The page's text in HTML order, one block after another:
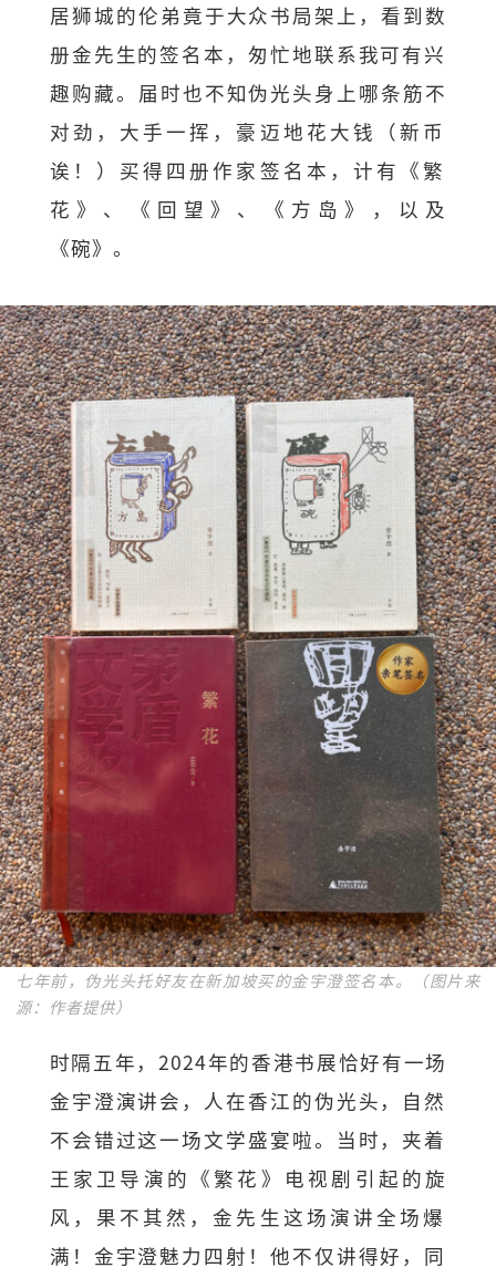
居狮城的伦弟竟于大众书局架上，看到数
册金先生的签名本， 匆忙地联系我可有兴
趣购藏。届时也不知伪光头身上哪条筋不
对劲， 大手一挥，豪迈地花大钱（新币
诶！）买得四册作家签名本，计有《繁
花》、《回望》、《方岛》，以及
《碗》。
七年前，伪光头托好友在新加坡买的金宇澄签名本。（图片来
源：作者提供）
时隔五年，2024年的香港书展恰好有一场
金宇澄演讲会， 人在香江的伪光头，自然
不会错过这一场文学盛宴啦。当时， 夹着
王家卫导演的《繁花》电视剧引起的旋
风，果不其然，金先生这场演讲全场爆
满！金宇澄魅力四射！他不仅讲得好， 同